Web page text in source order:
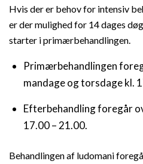
Hvis der er behov for intensiv
er der mulighed for 14 dages
starter i primærbehandlingen.
Primærbehandlingen
mandage og torsdage kl.
Efterbehandling foregår
17.00 – 21.00.
Behandlingen af ludomani